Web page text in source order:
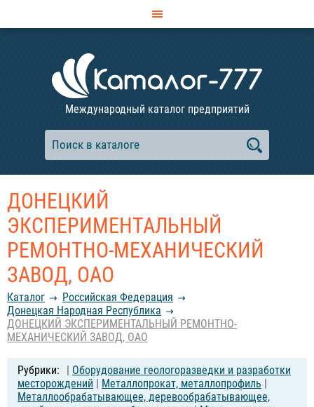
Международный каталог предприятий
ДОНЕЦКИЙ
ЭКСПЕРИМЕНТАЛЬНЫЙ
РЕМОНТНО-МЕХАНИЧЕСКИЙ
ЗАВОД, ОАО
Каталог
Российcкая Федерация
Донецкая Народная Республика
ДОНЕЦКИЙ ЭКСПЕРИМЕНТАЛЬНЫЙ РЕМОНТНО-
МЕХАНИЧЕСКИЙ ЗАВОД, ОАО
| Оборудование геологоразведки и разработки
месторождений | Металлопрокат, металлопрофиль |
Металлообрабатывающее, деревообрабатывающее,